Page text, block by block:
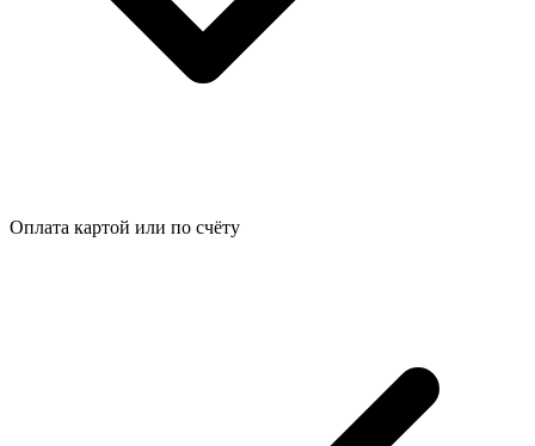
Оплата картой или по счёту